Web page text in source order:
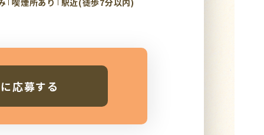
喫煙所あり 駅近(徒歩7分以内)
応募する